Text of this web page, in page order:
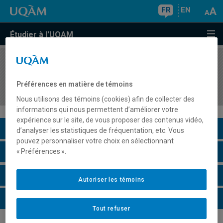
FR EN
Étudier à l'UQAM
COURS//
objets
Description du cours
Horaire - Été 2026
Horaire - Automne 2026
Horaire - Hiver 2027
Préférences en matière de témoins
Nous utilisons des témoins (cookies) afin de collecter des
informations qui nous permettent d’améliorer votre
expérience sur le site, de vous proposer des contenus vidéo,
d’analyser les statistiques de fréquentation, etc. Vous
pouvez personnaliser votre choix en sélectionnant
« Préférences ».
Tout refuser
Autoriser les témoins